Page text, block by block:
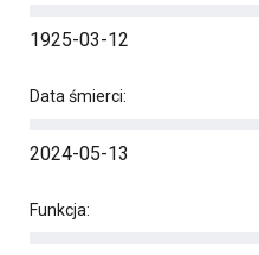
1925-03-12
Data śmierci:
2024-05-13
Funkcja: